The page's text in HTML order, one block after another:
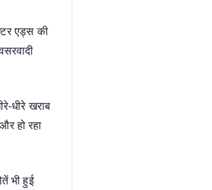
एड्स की
धीरे खराब
हो रहा
भी हुई